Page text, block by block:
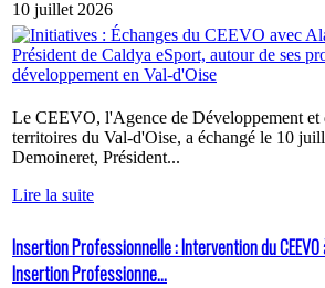
10 juillet 2026
Le CEEVO, l'Agence de Développement et
territoires du Val-d'Oise, a échangé le 10
Demoineret, Président...
Lire la suite
Insertion Professionnelle : Intervention du
Insertion Professionne...